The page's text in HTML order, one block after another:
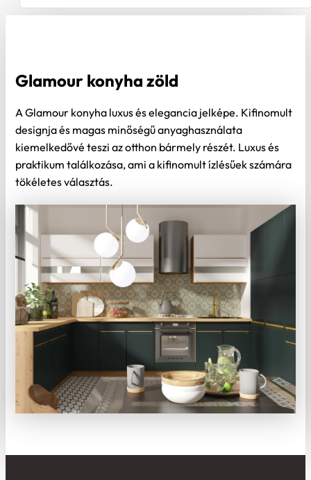
Glamour konyha zöld
A Glamour konyha luxus és elegancia jelképe. Kifinomult
designja és magas minőségű anyaghasználata
kiemelkedővé teszi az otthon bármely részét. Luxus és
praktikum találkozása, ami a kifinomult ízlésűek számára
tökéletes választás.